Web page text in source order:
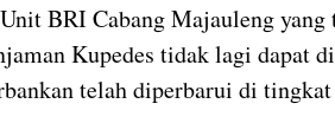
BRI Cabang Majauleng
Kupedes tidak lagi dapat
telah diperbarui di tingkat